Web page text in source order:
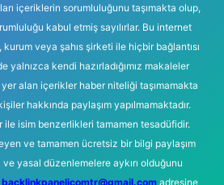
içeriklerin sorumluluğunu taşımakta olup,
kabul etmiş sayılırlar. Bu internet
veya şahıs şirketi ile hiçbir bağlantısı
yalnızca kendi hazırladığımız makaleler
yer alan içerikler haber niteliği taşımamakta
hakkında paylaşım yapılmamaktadır.
ile isim benzerlikleri tamamen tesadüfidir.
ve tamamen ücretsiz bir bilgi paylaşım
yasal düzenlemelere aykırı olduğunu
backlinkpanelicomtr@gmail.comadresine